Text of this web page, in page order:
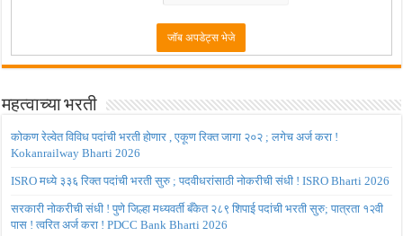
महत्वाच्या भरती
कोकण रेल्वेत विविध पदांची भरती होणार , एकूण रिक्त जागा २०२ ; लगेच अर्ज करा !
Kokanrailway Bharti 2026
ISRO मध्ये ३३६ रिक्त पदांची भरती सुरु ; पदवीधरांसाठी नोकरीची संधी ! ISRO Bharti 2026
सरकारी नोकरीची संधी ! पुणे जिल्हा मध्यवर्ती बँकेत २८९ शिपाई पदांची भरती सुरु; पात्रता १२वी
पास ! त्वरित अर्ज करा ! PDCC Bank Bharti 2026